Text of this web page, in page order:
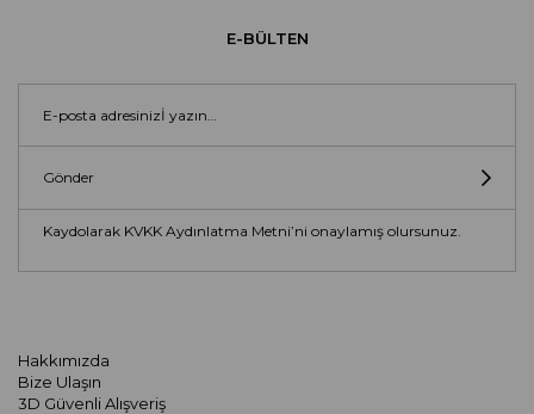
Hakkımızda
Bize Ulaşın
3D Güvenli Alışveriş
E-BÜLTEN
Gönder
Kaydolarak KVKK Aydınlatma Metni’ni onaylamış olursunuz.